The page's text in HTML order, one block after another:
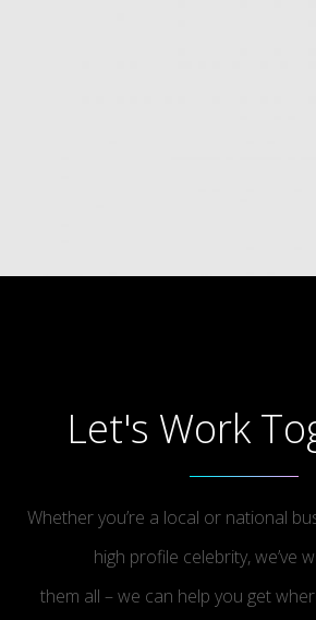
Let's Work
Whether you’re a local or national
high profile celebrity, we’ve
them all – we can help you get